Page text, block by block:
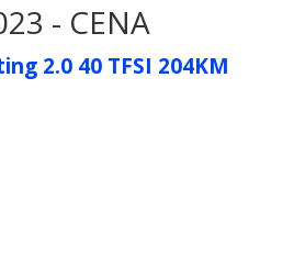
- CENA
2.0 40 TFSI 204KM